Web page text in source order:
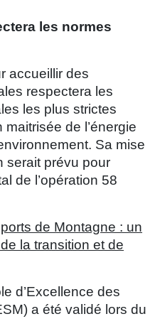
les normes
accueillir des
respectera les
les plus strictes
de l’énergie
Sa mise
serait prévu pour
de l’opération 58
de Montagne : un
la transition et de
d’Excellence des
a été validé lors du